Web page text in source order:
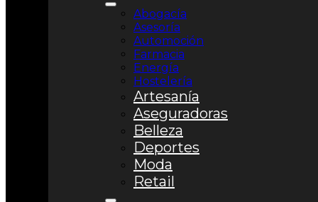
Abogacía
Asesoría
Automoción
Farmacia
Energía
Hostelería
Artesanía
Aseguradoras
Belleza
Deportes
Moda
Retail